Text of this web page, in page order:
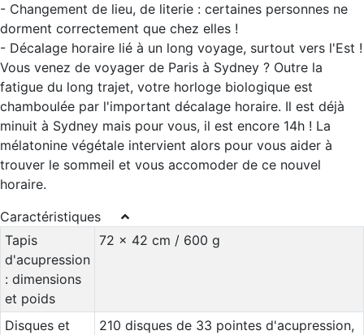
- Changement de lieu, de literie : certaines personnes ne
dorment correctement que chez elles !
- Décalage horaire lié à un long voyage, surtout vers l'Est !
Vous venez de voyager de Paris à Sydney ? Outre la
fatigue du long trajet, votre horloge biologique est
chamboulée par l'important décalage horaire. Il est déjà
minuit à Sydney mais pour vous, il est encore 14h ! La
mélatonine végétale intervient alors pour vous aider à
trouver le sommeil et vous accomoder de ce nouvel
horaire.
Caractéristiques
Tapis
d'acupression
: dimensions
et poids
72 x 42 cm / 600 g
Disques et
210 disques de 33 pointes d'acupression,